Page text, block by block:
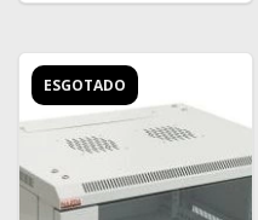
ESGOTADO